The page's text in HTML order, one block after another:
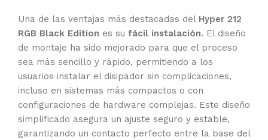
Una de las ventajas más destacadas del Hyper 212
RGB Black Edition es su fácil instalación. El diseño
de montaje ha sido mejorado para que el proceso
sea más sencillo y rápido, permitiendo a los
usuarios instalar el disipador sin complicaciones,
incluso en sistemas más compactos o con
configuraciones de hardware complejas. Este diseño
simplificado asegura un ajuste seguro y estable,
garantizando un contacto perfecto entre la base del